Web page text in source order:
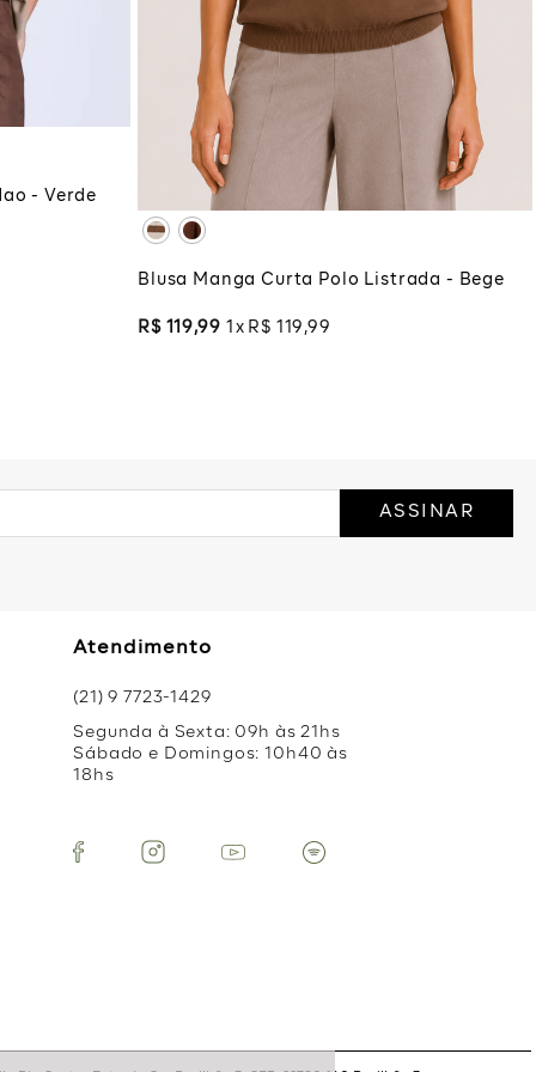
- Verde
G GG
P
XGG
ADICIONAR À SACOLA
Blusa Manga Curta Polo Listrada - Bege
R$ 119,99 1 R$ 119 ,99
ASSINAR
Atendimento
(21) 9 7723-1429
Segunda à Sexta: 09h às 21hs
Sábado e Domingos: 10h40 às
18hs